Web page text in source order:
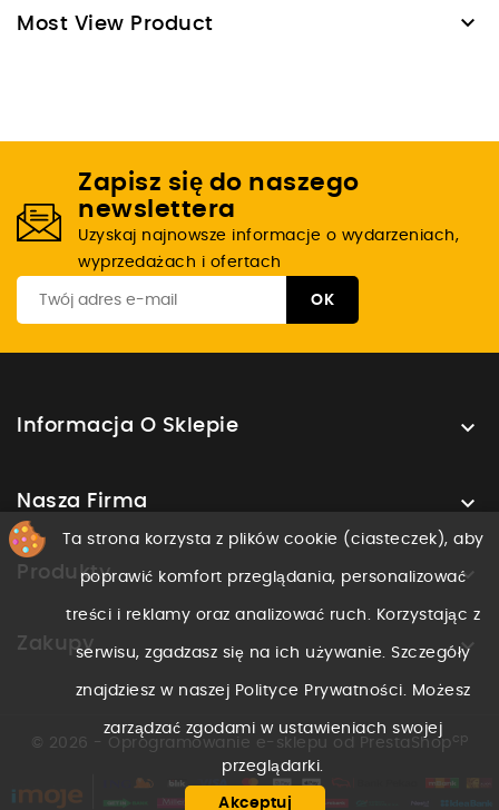
Most View Product 
Zapisz się do naszego
newslettera
Uzyskaj najnowsze informacje o wydarzeniach,
wyprzedażach i ofertach
Informacja O Sklepie 
Nasza Firma 
Produkty 
Zakupy 
Ta strona korzysta z plików cookie (ciasteczek), aby
poprawić komfort przeglądania, personalizować
treści i reklamy oraz analizować ruch. Korzystając z
serwisu, zgadzasz się na ich używanie. Szczegóły
znajdziesz w naszej Polityce Prywatności. Możesz
zarządzać zgodami w ustawieniach swojej
przeglądarki.
Akceptuj
© 2026 - Oprogramowanie e-sklepu od PrestaShop cp